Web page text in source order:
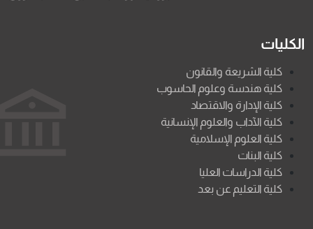
الكليات
كلية الشريعة والقانون
كلية هندسة وعلوم الحاسوب
كلية الإدارة والاقتصاد
كلية الآداب والعلوم الإنسانية
كلية العلوم الإسلامية
كلية البنات
كلية الدراسات العليا
كلية التعليم عن بعد